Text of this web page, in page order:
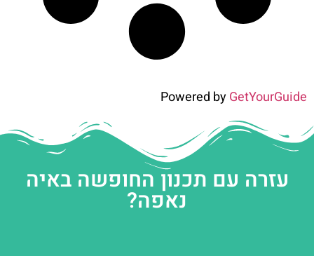
Powered byGetYourGuide
עזרה עם תכנון החופשה באיה
נאפה?